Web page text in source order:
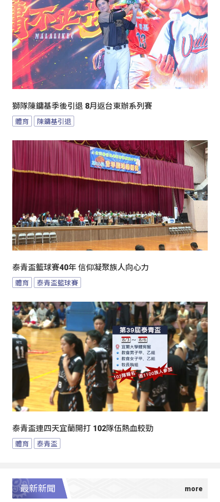
獅隊陳鏞基季後引退 8月返台東辦系列賽
體育 陳鏞基引退
泰青盃籃球賽40年 信仰凝聚族人向心力
體育 泰青盃籃球賽
泰青盃連四天宜蘭開打 102隊伍熱血較勁
體育 泰青盃
最新新聞